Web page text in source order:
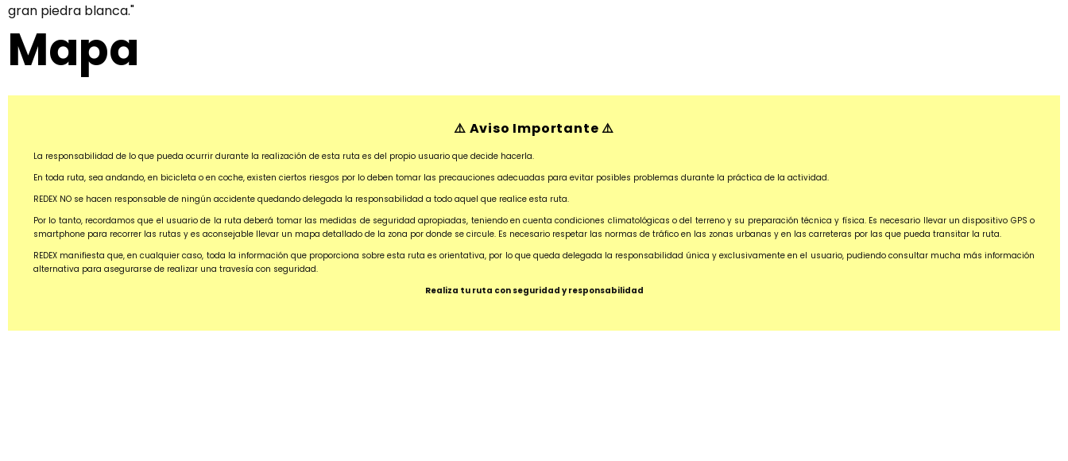
gran piedra blanca."
Mapa
⚠️ Aviso Importante ⚠️
La responsabilidad de lo que pueda ocurrir durante la realización de esta ruta es del propio usuario que decide hacerla.
En toda ruta, sea andando, en bicicleta o en coche, existen ciertos riesgos por lo deben tomar las precauciones adecuadas para evitar posibles problemas durante la práctica de la actividad.
REDEX NO se hacen responsable de ningún accidente quedando delegada la responsabilidad a todo aquel que realice esta ruta.
Por lo tanto, recordamos que el usuario de la ruta deberá tomar las medidas de seguridad apropiadas, teniendo en cuenta condiciones climatológicas o del terreno y su preparación técnica y física. Es necesario llevar un dispositivo GPS o
smartphone para recorrer las rutas y es aconsejable llevar un mapa detallado de la zona por donde se circule. Es necesario respetar las normas de tráfico en las zonas urbanas y en las carreteras por las que pueda transitar la ruta.
REDEX manifiesta que, en cualquier caso, toda la información que proporciona sobre esta ruta es orientativa, por lo que queda delegada la responsabilidad única y exclusivamente en el usuario, pudiendo consultar mucha más información
alternativa para asegurarse de realizar una travesía con seguridad.
Realiza tu ruta con seguridad y responsabilidad